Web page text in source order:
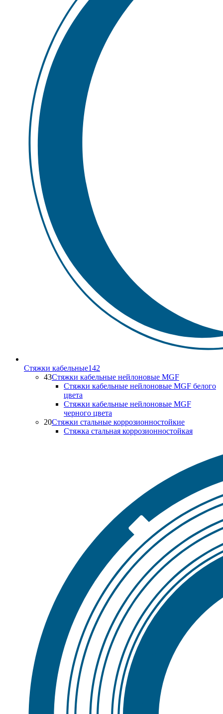
Стяжки кабельные142
43Стяжки кабельные нейлоновые MGF
Стяжки кабельные нейлоновые MGF белого
цвета
Стяжки кабельные нейлоновые MGF
черного цвета
20Стяжки стальные коррозионностойкие
Стяжка стальная коррозионностойкая